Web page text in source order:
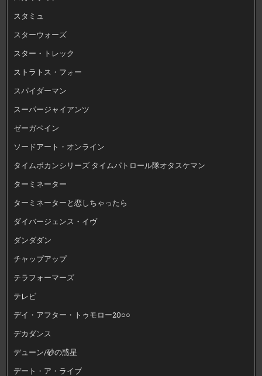
スタミュ
スターウォーズ
スター・トレック
ストラトス・フォー
スパイダーマン
スーパージャイアンツ
ゼーガペイン
ソードアート・オンライン
タイムボカンシリーズ タイムパトロール隊オタスケマン
ターミネーター
ターミネーターと恋しちゃったら
ダイバージェンス・イヴ
ダンダダン
チャップアップ
テラフォーマーズ
テレビ
デイ・アフター・トゥモロー20○○
デカダンス
デューン/砂の惑星
デート・ア・ライブ